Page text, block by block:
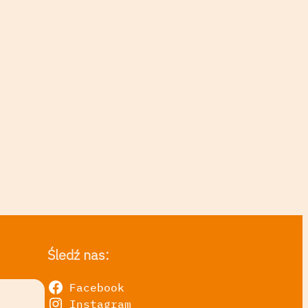
Śledź nas:
Facebook
Instagram